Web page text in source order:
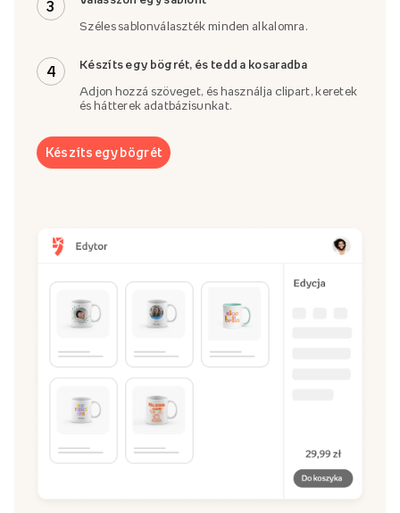
3
Széles sablonválaszték minden alkalomra.
4 Készíts egy bögrét, és tedd a kosaradba
Adjon hozzá szöveget, és használja clipart, keretek
és hátterek adatbázisunkat.
Készíts egy bögrét